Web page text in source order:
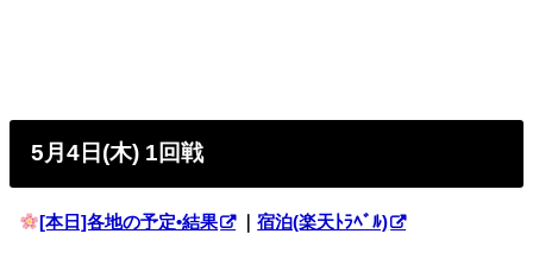
5月4日(木) 1回戦
[本日]各地の予定•結果 ｜宿泊(楽天ﾄﾗﾍﾞﾙ)